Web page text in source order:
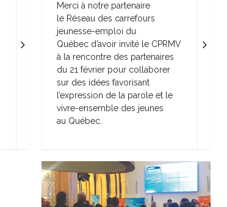
Merci à notre partenaire
le Réseau des carrefours
jeunesse-emploi du
Québec d’avoir invité le CPRMV
à la rencontre des partenaires
du 21 février pour collaborer
sur des idées favorisant
l’expression de la parole et le
vivre-ensemble des jeunes
au Québec.